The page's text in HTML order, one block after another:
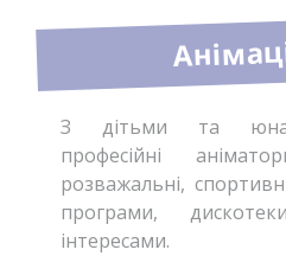
З дітьми та
професійні
розважальні,
програми,
інтересами.